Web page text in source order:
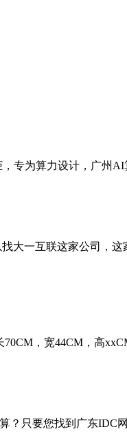
专为算力设计，广州AI
大一互联这家公司，
，宽44CM，高
只要您找到广东IDC